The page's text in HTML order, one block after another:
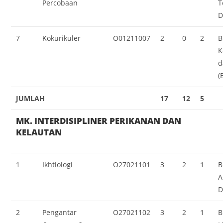
Percobaan
7 Kokurikuler O01211007 2 0 2
JUMLAH 17 12 5
MK. INTERDISIPLINER PERIKANAN DAN
KELAUTAN
1 Ikhtiologi O27021101 3 2 1
2
Pengantar
O27021102 3 2 1